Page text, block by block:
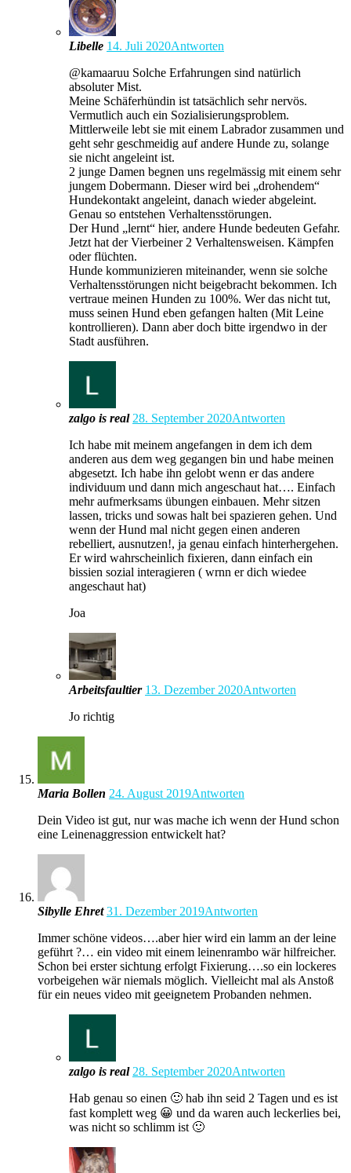
Libelle 14. Juli 2020Antworten
@kamaaruu Solche Erfahrungen sind natürlich
absoluter Mist.
Meine Schäferhündin ist tatsächlich sehr nervös.
Vermutlich auch ein Sozialisierungsproblem.
Mittlerweile lebt sie mit einem Labrador zusammen und
geht sehr geschmeidig auf andere Hunde zu, solange
sie nicht angeleint ist.
2 junge Damen begnen uns regelmässig mit einem sehr
jungem Dobermann. Dieser wird bei „drohendem“
Hundekontakt angeleint, danach wieder abgeleint.
Genau so entstehen Verhaltensstörungen.
Der Hund „lernt“ hier, andere Hunde bedeuten Gefahr.
Jetzt hat der Vierbeiner 2 Verhaltensweisen. Kämpfen
oder flüchten.
Hunde kommunizieren miteinander, wenn sie solche
Verhaltensstörungen nicht beigebracht bekommen. Ich
vertraue meinen Hunden zu 100%. Wer das nicht tut,
muss seinen Hund eben gefangen halten (Mit Leine
kontrollieren). Dann aber doch bitte irgendwo in der
Stadt ausführen.
zalgo is real 28. September 2020Antworten
Ich habe mit meinem angefangen in dem ich dem
anderen aus dem weg gegangen bin und habe meinen
abgesetzt. Ich habe ihn gelobt wenn er das andere
individuum und dann mich angeschaut hat…. Einfach
mehr aufmerksams übungen einbauen. Mehr sitzen
lassen, tricks und sowas halt bei spazieren gehen. Und
wenn der Hund mal nicht gegen einen anderen
rebelliert, ausnutzen!, ja genau einfach hinterhergehen.
Er wird wahrscheinlich fixieren, dann einfach ein
bissien sozial interagieren ( wrnn er dich wiedee
angeschaut hat)
Joa
Arbeitsfaultier 13. Dezember 2020Antworten
Jo richtig
Maria Bollen 24. August 2019Antworten
Dein Video ist gut, nur was mache ich wenn der Hund schon
eine Leinenaggression entwickelt hat?
Sibylle Ehret 31. Dezember 2019Antworten
Immer schöne videos….aber hier wird ein lamm an der leine
geführt ?… ein video mit einem leinenrambo wär hilfreicher.
Schon bei erster sichtung erfolgt Fixierung….so ein lockeres
vorbeigehen wär niemals möglich. Vielleicht mal als Anstoß
für ein neues video mit geeignetem Probanden nehmen.
zalgo is real 28. September 2020Antworten
Hab genau so einen 🙂 hab ihn seid 2 Tagen und es ist
fast komplett weg 😀 und da waren auch leckerlies bei,
was nicht so schlimm ist 🙂